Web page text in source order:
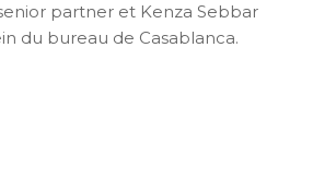
partner et Kenza Sebbar
du bureau de Casablanca.